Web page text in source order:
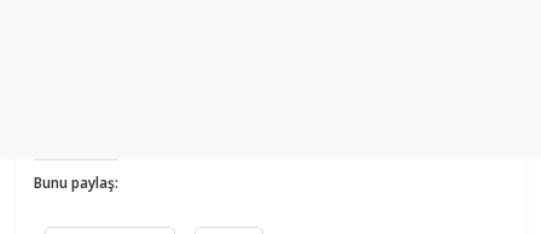
Bunu paylaş: